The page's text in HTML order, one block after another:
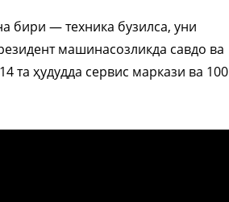
бири — техника бузилса, уни
машинасозликда савдо ва
та ҳудудда сервис маркази ва 100